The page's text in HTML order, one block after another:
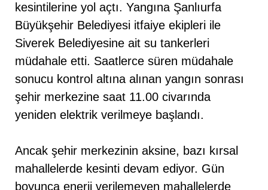
kesintilerine yol açtı. Yangına Şanlıurfa
Büyükşehir Belediyesi itfaiye ekipleri ile
Siverek Belediyesine ait su tankerleri
müdahale etti. Saatlerce süren müdahale
sonucu kontrol altına alınan yangın sonrası
şehir merkezine saat 11.00 civarında
yeniden elektrik verilmeye başlandı.
Ancak şehir merkezinin aksine, bazı kırsal
mahallelerde kesinti devam ediyor. Gün
boyunca enerji verilemeyen mahallelerde